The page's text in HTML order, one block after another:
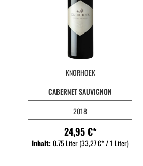
KNORHOEK
CABERNET SAUVIGNON
2018
24,95 €*
Inhalt:0.75 Liter(33,27 €* / 1 Liter)